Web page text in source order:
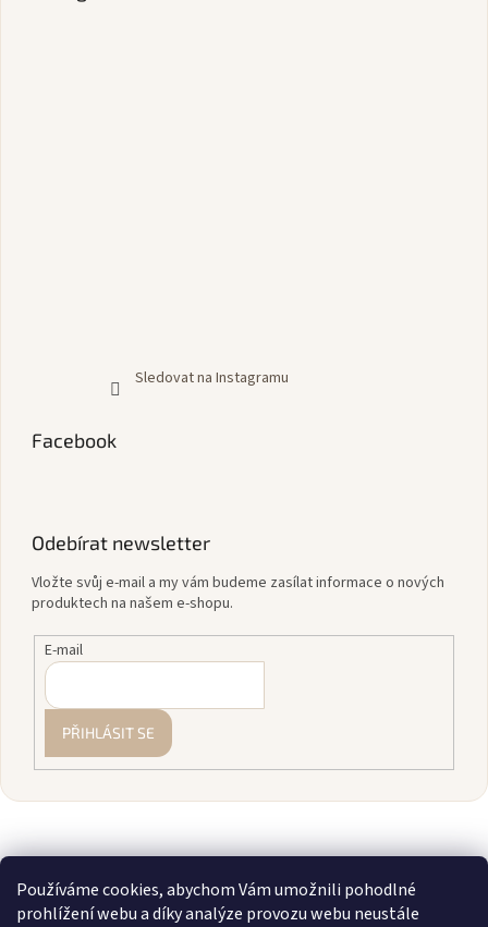
Používáme cookies, abychom Vám umožnili pohodlné
prohlížení webu a díky analýze provozu webu neustále
Sledovat na Instagramu
Facebook
Odebírat newsletter
Vložte svůj e-mail a my vám budeme zasílat informace o nových
produktech na našem e-shopu.
E-mail
PŘIHLÁSIT SE